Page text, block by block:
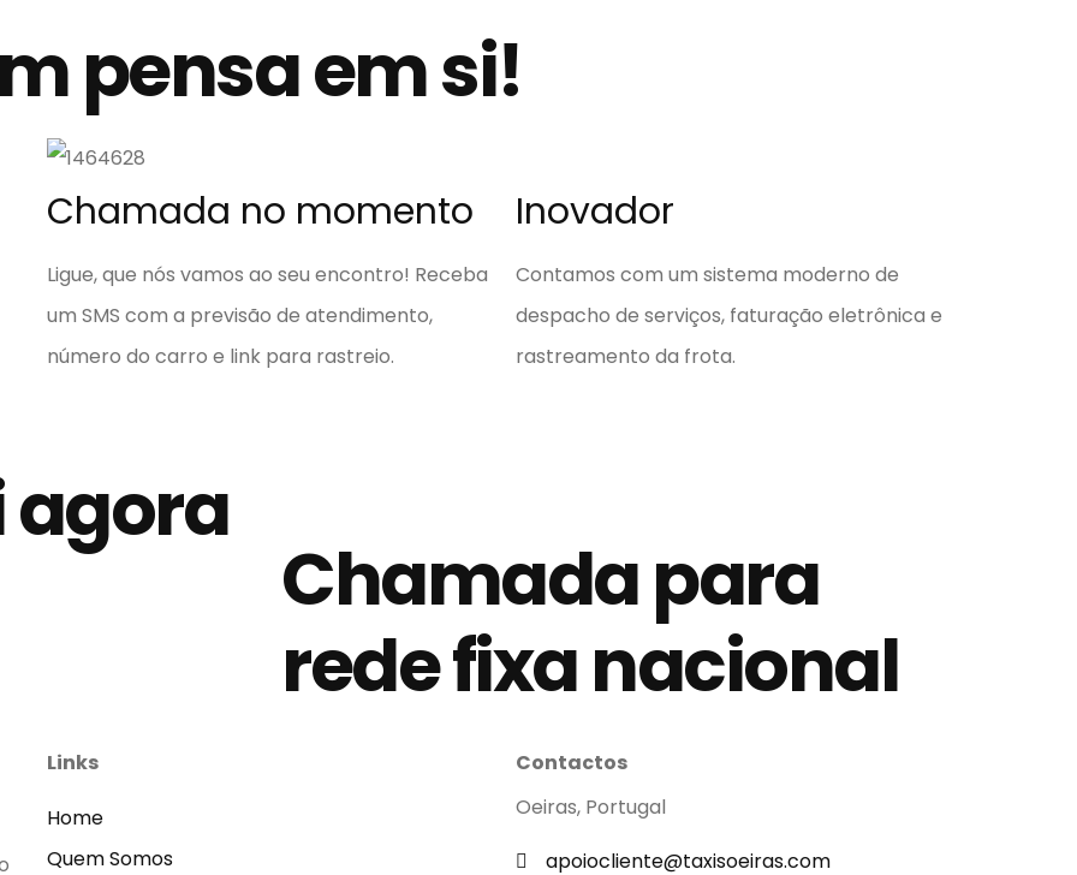
pensa em si!
Chamada no momento
Ligue, que nós vamos ao seu encontro! Receba
um SMS com a previsão de atendimento,
número do carro e link para rastreio.
Inovador
Contamos com um sistema moderno de
despacho de serviços, faturação eletrônica e
rastreamento da frota.
agora
Chamada para
rede fixa nacional
Links
Home
Quem Somos
Contactos
Oeiras, Portugal
apoiocliente@taxisoeiras.com